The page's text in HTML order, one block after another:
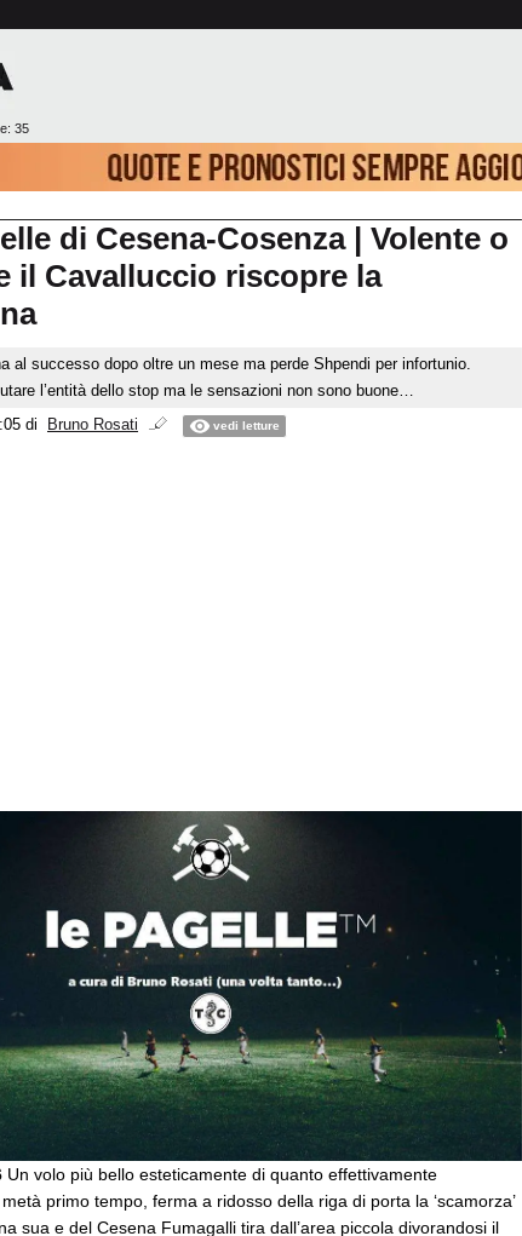
35
di Cesena-Cosenza | Volente o
il Cavalluccio riscopre la
al successo dopo oltre un mese ma perde Shpendi per infortunio.
l’entità dello stop ma le sensazioni non sono buone…
di Bruno Rosati vedi letture
Un volo più bello esteticamente di quanto effettivamente
primo tempo, ferma a ridosso della riga di porta la ‘scamorza’
sua e del Cesena Fumagalli tira dall’area piccola divorandosi il